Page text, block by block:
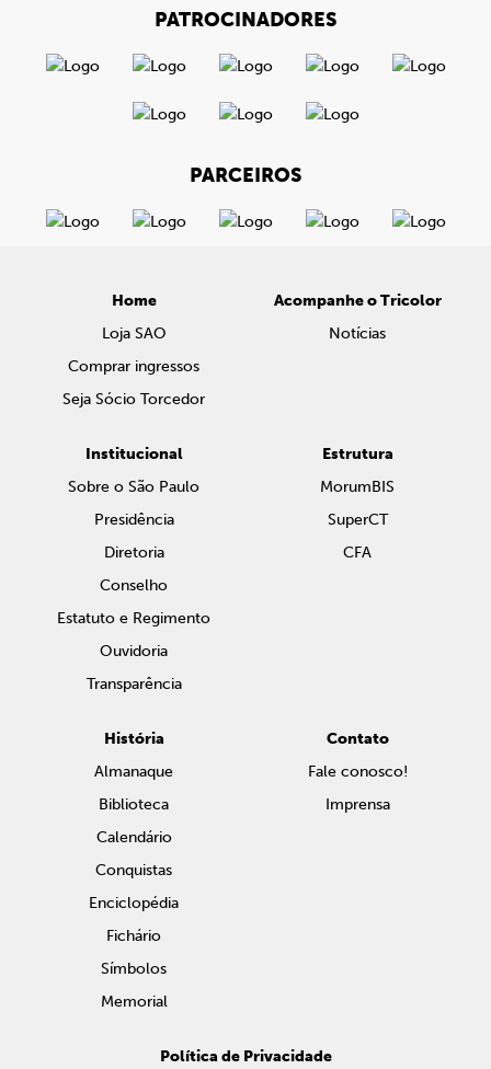
PATROCINADORES
PARCEIROS
Home
Loja SAO
Comprar ingressos
Seja Sócio Torcedor
Acompanhe o Tricolor
Notícias
Institucional
Sobre o São Paulo
Presidência
Diretoria
Conselho
Estatuto e Regimento
Ouvidoria
Transparência
Estrutura
MorumBIS
SuperCT
CFA
História
Almanaque
Biblioteca
Calendário
Conquistas
Enciclopédia
Fichário
Símbolos
Memorial
Contato
Fale conosco!
Imprensa
Política de Privacidade